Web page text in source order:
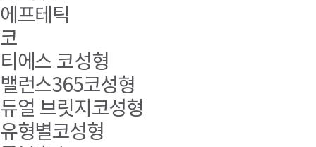
에프테틱
코
티에스 코성형
밸런스365코성형
듀얼 브릿지코성형
유형별코성형